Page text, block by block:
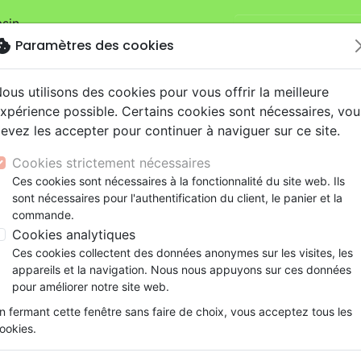
Je veux retirer
sur la boutiqueLa Maison de la
NouveautésBibles
Testaments
Segond
Darby
Livres
Famille, couple
Souffrance, Relation d'aide
Ethique, société, politique
Événements actuels
eBooks
Couple
Souffrance, Relation d'aide
Apologétique
Bibles jeunesse
Latino, Folk
Soul
Louange, Adoration
Pop, Rock
animés
conférences
Documentaires, reportages
Accessoires de Bible
Papeterie
Esprit
Paramètres des cookies
utilisons des cookies pour vous offrir la meilleure
possible. Certains cookies sont nécessaires,
les accepter pour continuer à naviguer sur ce site.
Cookies strictement nécessaires
Ces cookies sont nécessaires à la fonctionnalité du site web. Ils
sont nécessaires pour l'authentification du client, le panier et la
commande.
Cookies analytiques
Ces cookies collectent des données anonymes sur les visites, les
appareils et la navigation. Nous nous appuyons sur ces données
pour améliorer notre site web.
fermant cette fenêtre sans faire de choix, vous acceptez tous les